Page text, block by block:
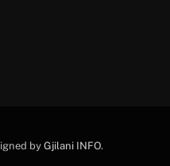
by Gjilani INFO.